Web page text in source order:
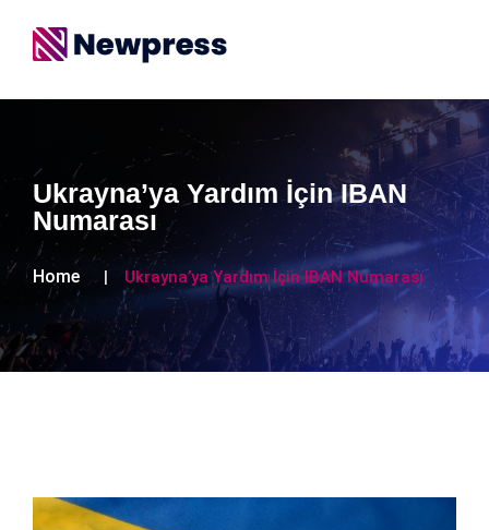
Ukrayna’ya Yardım İçin IBAN
Numarası
Home Ukrayna’ya Yardım İçin IBAN Numarası